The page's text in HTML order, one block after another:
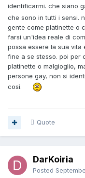
identificarmi. che siano
che sono in tutti i sensi.
gente come platinette o
farsi un'idea reale di
possa essere la sua vita
fine a se stesso. poi per
platinette o malgioglio,
persone gay, non si
così.
Quote
DarKoiria
Posted